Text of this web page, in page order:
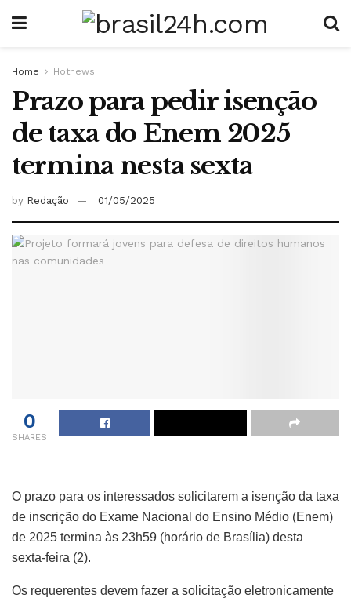
Home Hotnews
Prazo para pedir isenção
de taxa do Enem 2025
termina nesta sexta
by Redação 01/05/2025
0
SHARES
O prazo para os interessados solicitarem a isenção da taxa
de inscrição do Exame Nacional do Ensino Médio (Enem)
de 2025 termina às 23h59 (horário de Brasília) desta
sexta-feira (2).
Os requerentes devem fazer a solicitação eletronicamente